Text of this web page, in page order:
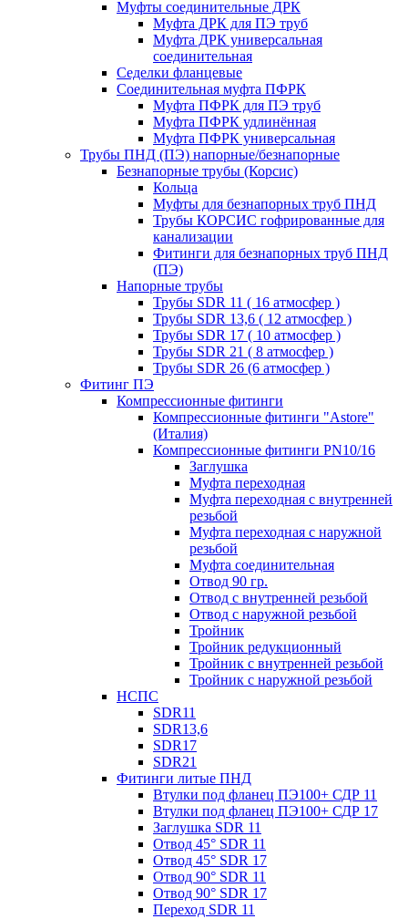
Муфты соединительные ДРК
Муфта ДРК для ПЭ труб
Муфта ДРК универсальная
соединительная
Седелки фланцевые
Соединительная муфта ПФРК
Муфта ПФРК для ПЭ труб
Муфта ПФРК удлинённая
Муфта ПФРК универсальная
Трубы ПНД (ПЭ) напорные/безнапорные
Безнапорные трубы (Корсис)
Кольца
Муфты для безнапорных труб ПНД
Трубы КОРСИС гофрированные для
канализации
Фитинги для безнапорных труб ПНД
(ПЭ)
Напорные трубы
Трубы SDR 11 ( 16 атмосфер )
Трубы SDR 13,6 ( 12 атмосфер )
Трубы SDR 17 ( 10 атмосфер )
Трубы SDR 21 ( 8 атмосфер )
Трубы SDR 26 (6 атмосфер )
Фитинг ПЭ
Компрессионные фитинги
Компрессионные фитинги "Astore"
(Италия)
Компрессионные фитинги PN10/16
Заглушка
Муфта переходная
Муфта переходная с внутренней
резьбой
Муфта переходная с наружной
резьбой
Муфта соединительная
Отвод 90 гр.
Отвод с внутренней резьбой
Отвод с наружной резьбой
Тройник
Тройник редукционный
Тройник с внутренней резьбой
Тройник с наружной резьбой
НСПС
SDR11
SDR13,6
SDR17
SDR21
Фитинги литые ПНД
Втулки под фланец ПЭ100+ СДР 11
Втулки под фланец ПЭ100+ СДР 17
Заглушка SDR 11
Отвод 45° SDR 11
Отвод 45° SDR 17
Отвод 90° SDR 11
Отвод 90° SDR 17
Переход SDR 11